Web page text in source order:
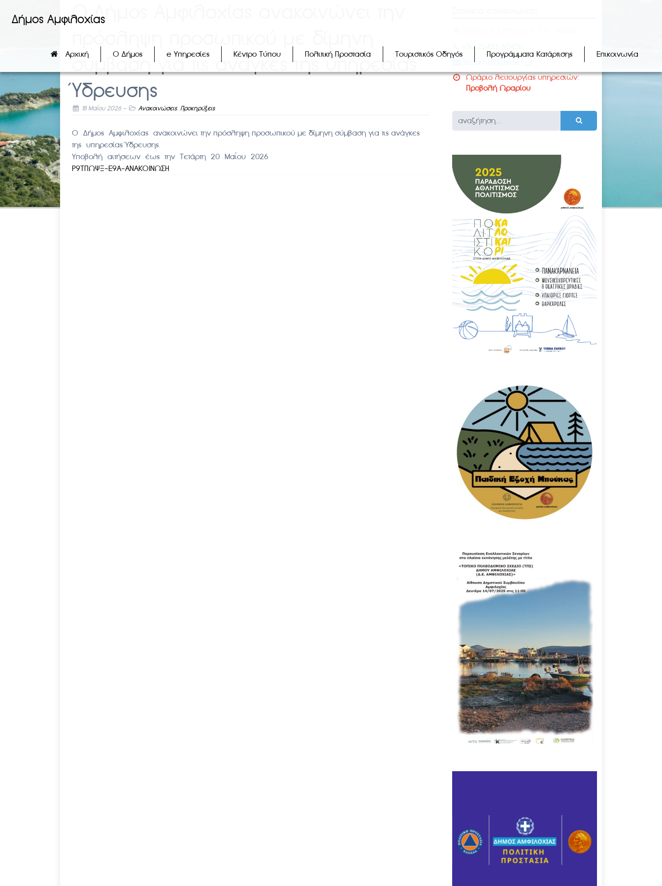
Δήμος Αμφιλοχίας
Αρχική Ο Δήμος e Υπηρεσίες Κέντρο Τύπου Πολιτική Προστασία Τουριστικός Οδηγός Προγράμματα Κατάρτισης Επικοινωνία
Ο Δήμος Αμφιλοχίας ανακοινώνει την
σύμβαση για τις ανάγκες της υπηρεσίας
Ύδρευσης
18 Μαΐου 2026- Ανακοινώσεις, Προκηρύξεις
Ο Δήμος Αμφιλοχίας ανακοινώνει την πρόσληψη προσωπικού με δίμηνη σύμβαση για τις ανάγκες
της υπηρεσίας Ύδρευσης.
Υποβολή αιτήσεων έως την Τετάρτη 20 Μαΐου 2026
Ρ9ΤΠΩΨΞ-Ε9Α-ΑΝΑΚΟΙΝΩΣΗ
+30 26423 60450
dimamfil@otenet.gr
Ωράριο λειτουργίας υπηρεσιών:
Προβολή Ωραρίου